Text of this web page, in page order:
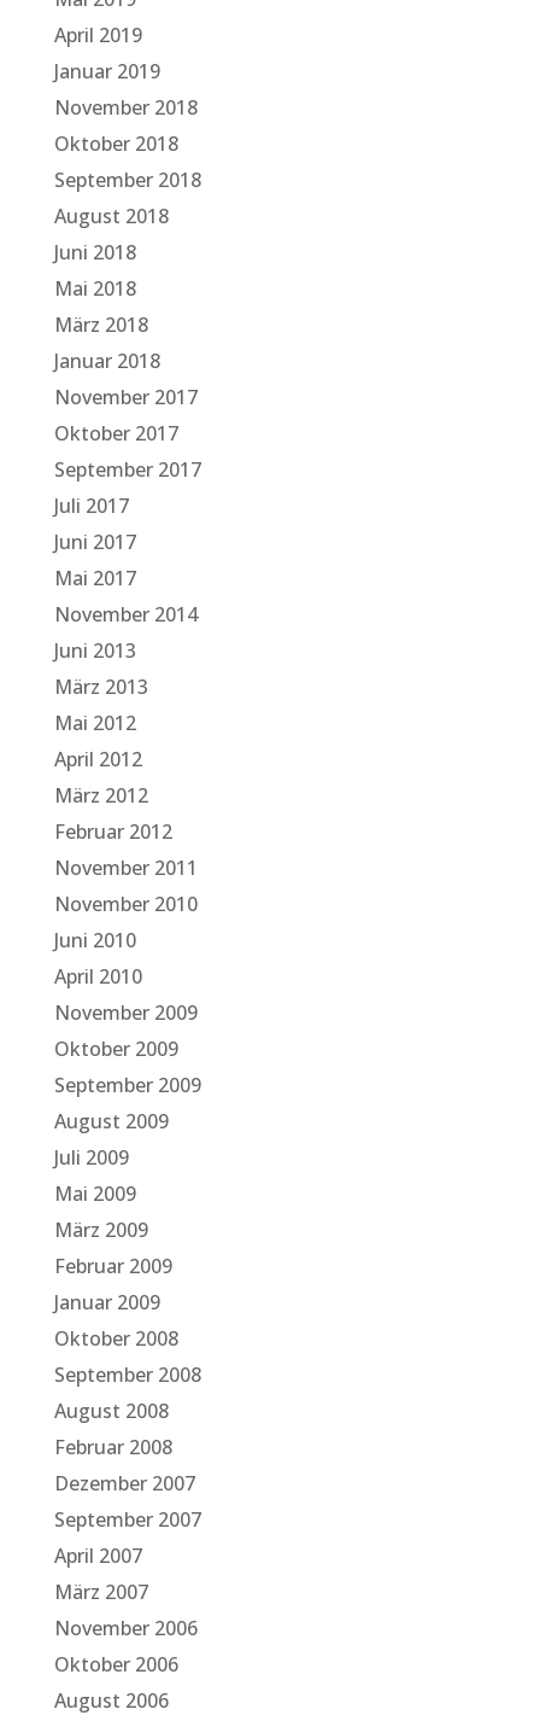
April 2019
Januar 2019
November 2018
Oktober 2018
September 2018
August 2018
Juni 2018
Mai 2018
März 2018
Januar 2018
November 2017
Oktober 2017
September 2017
Juli 2017
Juni 2017
Mai 2017
November 2014
Juni 2013
März 2013
Mai 2012
April 2012
März 2012
Februar 2012
November 2011
November 2010
Juni 2010
April 2010
November 2009
Oktober 2009
September 2009
August 2009
Juli 2009
Mai 2009
März 2009
Februar 2009
Januar 2009
Oktober 2008
September 2008
August 2008
Februar 2008
Dezember 2007
September 2007
April 2007
März 2007
November 2006
Oktober 2006
August 2006